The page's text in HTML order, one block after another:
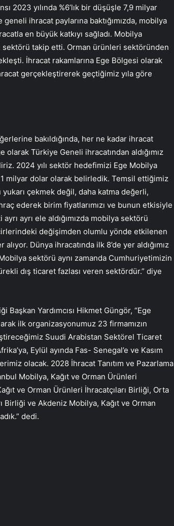
2023 yılında %6’lık bir düşüşle 7,9 milyar
ihracat paylarına baktığımızda, mobilya
en büyük katkıyı sağladı. Mobilya
sektörü takip etti. Orman ürünleri sektöründen
İhracat rakamlarına Ege Bölgesi olarak
gerçekleştirerek geçtiğimiz yıla göre
bakıldığında, her ne kadar ihracat
Türkiye Geneli ihracatından aldığımız
2024 yılı sektör hedefimizi Ege Mobilya
milyar dolar olarak belirledik. Temsil ettiğimiz
yukarı çekmek değil, daha katma değerli,
ederek birim fiyatlarımızı ve bunun etkisiyle
ayrı ele aldığımızda mobilya sektörü
değişimden olumlu yönde etkilenen
Dünya ihracatında ilk 8’de yer aldığımız
sektörü aynı zamanda Cumhuriyetimizin
dış ticaret fazlası veren sektördür.” diye
Başkan Yardımcısı Hikmet Güngör, “Ege
ilk organizasyonumuz 23 firmamızın
Suudi Arabistan Sektörel Ticaret
Eylül ayında Fas- Senegal’e ve Kasım
olacak. 2028 İhracat Tanıtım ve Pazarlama
Mobilya, Kağıt ve Orman Ürünleri
ve Orman Ürünleri İhracatçıları Birliği, Orta
Birliği ve Akdeniz Mobilya, Kağıt ve Orman
dedi.